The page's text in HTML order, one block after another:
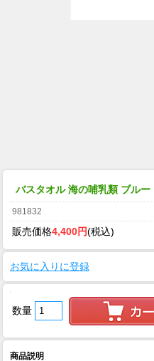
バスタオル 海の哺乳類 ブルー
981832
販売価格4,400円(税込)
お気に入りに登録
数量
商品説明